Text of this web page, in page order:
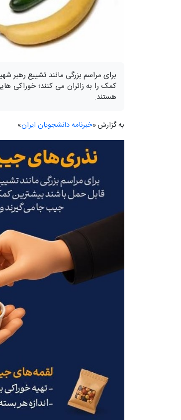
برای مراسم بزرگی مانند تشییع
کمک را به زائران می کنند؛ خوراکی
هستند.
به گزارش «خبرنامه دانشجویان ایران»